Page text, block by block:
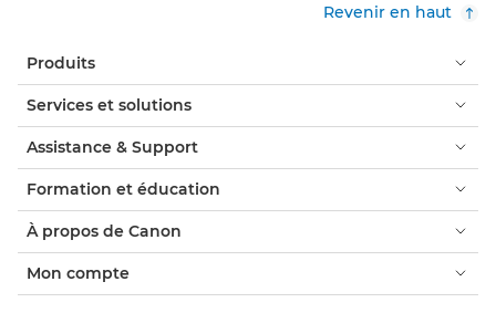
Revenir en haut
Produits
Services et solutions
Assistance & Support
Formation et éducation
À propos de Canon
Mon compte